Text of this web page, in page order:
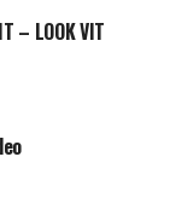
– LOOK VIT